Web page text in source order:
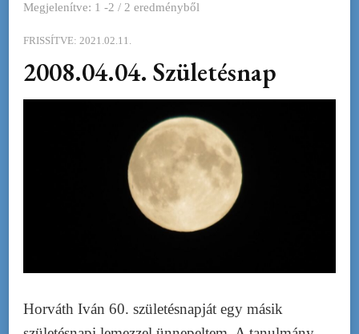
Megjelenítve: 1 -2 / 2 eredményből
FRISSÍTVE: 2021.02.11.
2008.04.04. Születésnap
Horváth Iván 60. születésnapját egy másik